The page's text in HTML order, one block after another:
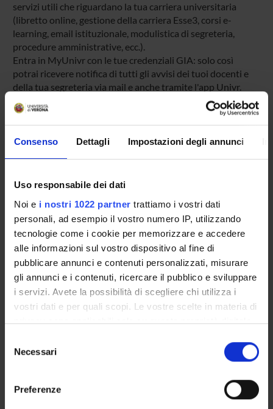
Consenso Dettagli Impostazioni degli annunci
Uso responsabile dei dati
Noi e i nostri 1022 partner trattiamo i vostri dati
personali, ad esempio il vostro numero IP, utilizzando
tecnologie come i cookie per memorizzare e accedere
alle informazioni sul vostro dispositivo al fine di
pubblicare annunci e contenuti personalizzati, misurare
gli annunci e i contenuti, ricercare il pubblico e sviluppare
i servizi. Avete la possibilità di scegliere chi utilizza i
vostri dati e per quali scopi. Le vostre scelte in materia di
privacy sono applicabili solo su questa proprietà digitale
modificare o revocare il proprio consenso in qualsiasi
momento dalla Dichiarazione sui cookie o facendo clic
delNecessari
Preferenze
servizi utili che riguardano la tua carriera universitaria
(libretto online, gestione della carriera Esse3, corsi e-
learning, email istituzionale, modulistica di segreteria,
procedure amministrative, ecc.).
Entra in MyUnivr con le tue credenziali GIA: solo così
potrai ricevere notifica di tutti gli avvisi dei tuoi docenti e
della tua segreteria via mail e anche tramite l'app Univr.
Insegnamenti
Calendario didattico
Piani didattici
Orario lezioni
Calendario esami
Bacheca avvisi
Organi collegiali e di governo
OFFERTA FORMATIVA